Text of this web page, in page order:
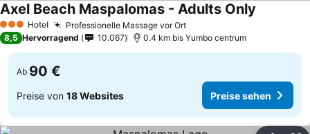
3 SterneHotel Professionelle Massage vor OrtPreise sehen
Axel Beach Maspalomas - Adults Only
8,5 Hervorragend 10.067 0.4 km bis Yumbo centrum
Ab 90 €
Preise von 18 Websites Preise sehen